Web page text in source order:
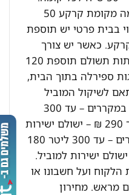
בית פרטי יש תוספת כל קומה מקומת קרקע 50
בבית פרטי יש תוספת
כאשר יש צורך
בפירוק דלתות למקרר 2 דלתות תשולם תוספת 120
ספירלה בתוך הבית,
לשיקול המוביל
ותנאי המקום. היפוך דלתות במקררים – עד 300
ליטר 200 ₪, 300-600 ליטר 290 ₪ – ישולם ישירות
לטכנא. פירוק דלתות במקררים – עד 300 ליטר 180
250 ₪ – ישולם ישירות למוביל.
ועל חשבונו או
מחירון